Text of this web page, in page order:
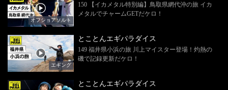
オフショアソルト
150 【イカメタル特別編】鳥取県網代沖の旅 イカ
メタルでチャームGETだケロ！
エギング
とことんエギパラダイス
149 福井県小浜の旅 川上マイスター登場！灼熱の
磯で記録更新だケロ！
とことんエギパラダイス